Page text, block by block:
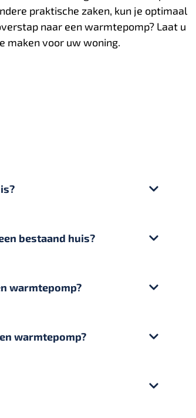
praktische zaken, kun je optimaal
naar een warmtepomp? Laat u
maken voor uw woning.
bestaand huis?
warmtepomp?
warmtepomp?